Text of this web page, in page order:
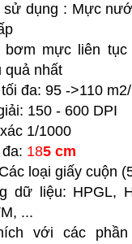
sử dụng : Mực
bơm mực liên
quả nhất
đa: 95 ->110
150 - 600 DPI
1/1000
185 cm
loại giấy cuộn
dữ liệu: HPGL,
...
với các phần